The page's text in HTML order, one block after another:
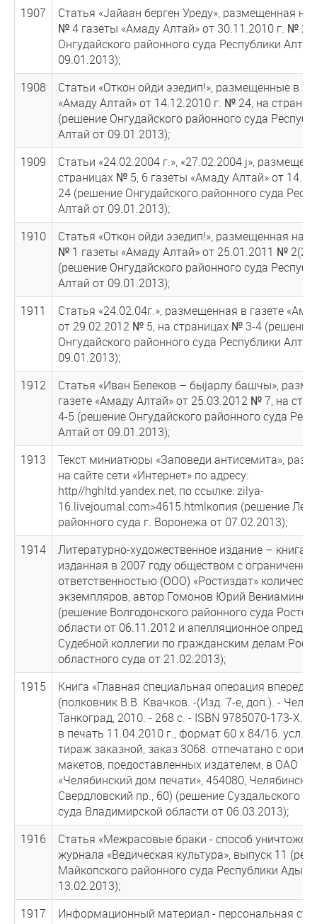
1907
Статья «Jайаан берген Уреду», размещенная на
№ 4 газеты «Амаду Алтай» от 30.11.2010 г. №
Онгудайского районного суда Республики
09.01.2013);
1908
Статьи «Откон ойди эзедип!», размещенные в
«Амаду Алтай» от 14.12.2010 г. № 24, на
(решение Онгудайского районного суда
Алтай от 09.01.2013);
1909
Статьи «24.02.2004 г.», «27.02.2004 j»,
страницах № 5, 6 газеты «Амаду Алтай» от
24 (решение Онгудайского районного суда
Алтай от 09.01.2013);
1910
Статья «Откон ойди эзедип!», размещенная на
№ 1 газеты «Амаду Алтай» от 25.01.2011 № 2(27)
(решение Онгудайского районного суда
Алтай от 09.01.2013);
1911
Статья «24.02.04г.», размещенная в газете
от 29.02.2012 № 5, на страницах № 3-4 (решение
Онгудайского районного суда Республики
09.01.2013);
1912
Статья «Иван Белеков – быjарлу башчы»,
газете «Амаду Алтай» от 25.03.2012 № 7, на
4-5 (решение Онгудайского районного суда
Алтай от 09.01.2013);
1913
Текст миниатюры «Заповеди антисемита»,
на сайте сети «Интернет» по адресу:
http//hghltd.yandex.net, по ссылке: zilya-
16.livejournal.com>4615.htmlкопия (решение
районного суда г. Воронежа от 07.02.2013);
1914
Литературно-художественное издание – книга
изданная в 2007 году обществом с
ответственностью (ООО) «Ростиздат»
экземпляров, автор Гомонов Юрий
(решение Волгодонского районного суда
области от 06.11.2012 и апелляционное
Судебной коллегии по гражданским делам
областного суда от 21.02.2013);
1915
Книга «Главная специальная операция впереди»
(полковник В.В. Квачков. -(Изд. 7-е, доп.). -
Танкоград, 2010. - 268 с. - ISBN 9785070-173-Х.
в печать 11.04.2010 г., формат 60 х 84/16. усл.
тираж заказной, заказ 3068. отпечатано с
макетов, предоставленных издателем, в ОАО
«Челябинский дом печати», 454080, Челябинск,
Свердловский пр., 60) (решение Суздальского
суда Владимирской области от 06.03.2013);
1916
Статья «Межрасовые браки - способ
журнала «Ведическая культура», выпуск 11
Майкопского районного суда Республики
13.02.2013);
1917
Информационный материал - персональная